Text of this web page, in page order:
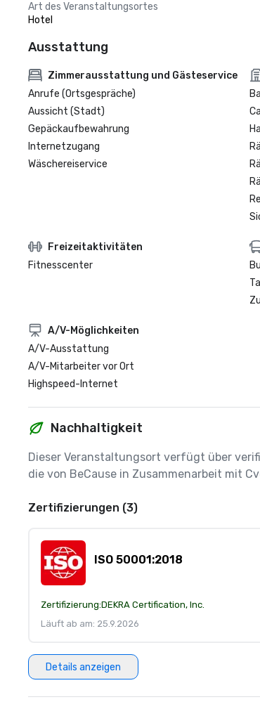
Art des Veranstaltungsortes
Hotel
Ausstattung
Zimmerausstattung und Gästeservice
Anrufe (Ortsgespräche)
Aussicht (Stadt)
Gepäckaufbewahrung
Internetzugang
Wäschereiservice
Freizeitaktivitäten
Fitnesscenter
A/V-Möglichkeiten
A/V-Ausstattung
A/V-Mitarbeiter vor Ort
Highspeed-Internet
Nachhaltigkeit
Dieser Veranstaltungsort verfügt über
die von BeCause in Zusammenarbeit mit
Zertifizierungen (3)
ISO 50001:2018
Zertifizierung:DEKRA Certification, Inc.
Läuft ab am: 25.9.2026
Details anzeigen